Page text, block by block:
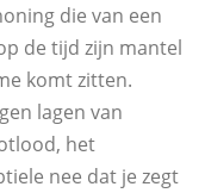
die van een
de tijd zijn mantel
komt zitten.
lagen van
het
nee dat je zegt